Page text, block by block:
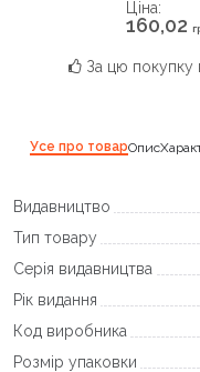
Ціна:
160,02
За цю покупку
Усе про товарОпис
Видавництво
Тип товару
Серія видавництва
Рік видання
Код виробника
Розмір упаковки